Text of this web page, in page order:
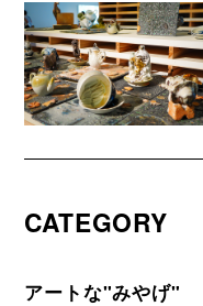
CATEGORY
アートな"みやげ"